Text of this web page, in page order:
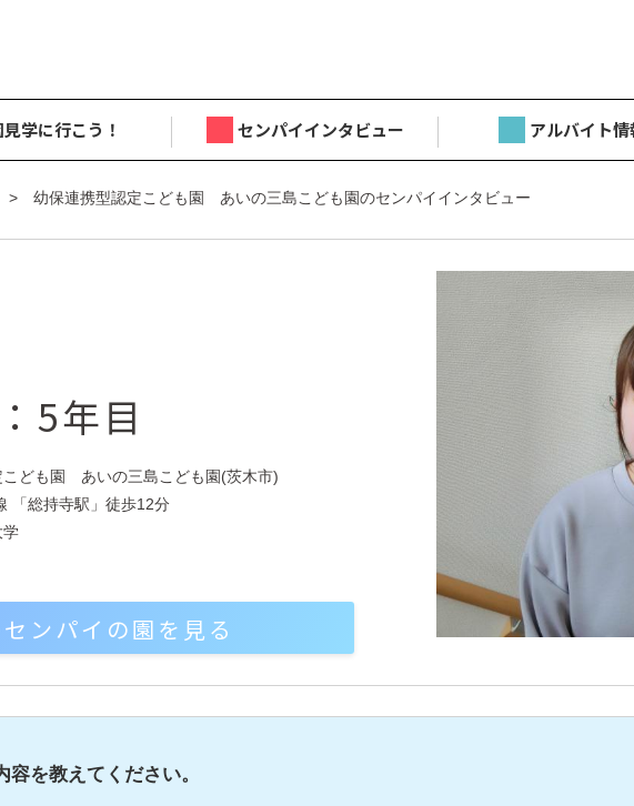
見学に行こう！ センパイインタビュー アルバイト情
幼保連携型認定こども園 あいの三島こども園のセンパイインタビュー
5年目
こども園 あいの三島こども園(茨木市)
「総持寺駅」徒歩12分
学
ンパイの園を見る
容を教えてください。